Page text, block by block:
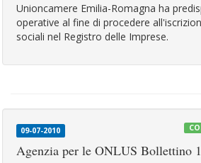
Unioncamere Emilia-Romagna ha
operative al fine di procedere
sociali nel Registro delle Imprese.
09-07-2010
Agenzia per le ONLUS Bollettino